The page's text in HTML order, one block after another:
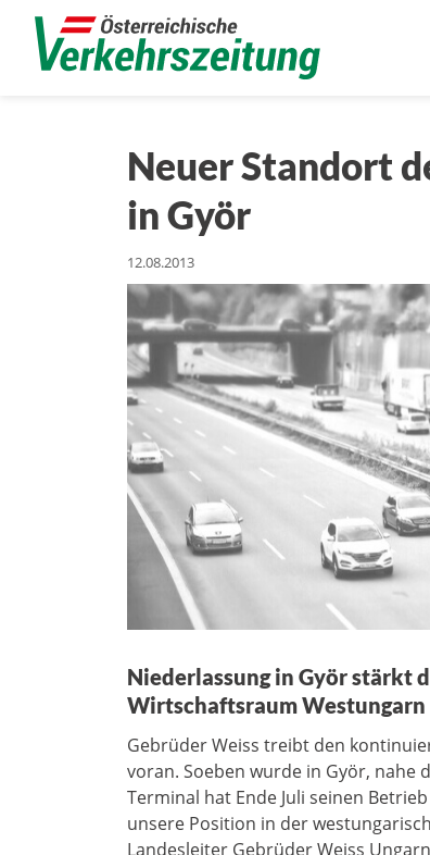
Neuer Standort
in Györ
12.08.2013
Niederlassung in Györ stärkt
Wirtschaftsraum
Gebrüder Weiss treibt den
voran. Soeben wurde in Györ,
Terminal hat Ende Juli seinen
unsere Position in der
Landesleiter Gebrüder Weiss